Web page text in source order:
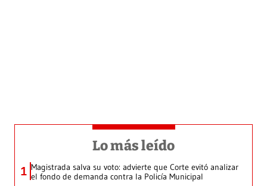
Lo más leído
1 Magistrada salva su voto: advierte que Corte evitó analizar
el fondo de demanda contra la Policía Municipal